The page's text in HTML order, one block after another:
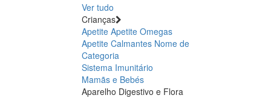
Ver tudo
Crianças
Apetite Apetite Omegas
Apetite Calmantes Nome de
Categoria
Sistema Imunitário
Mamãs e Bebés
Aparelho Digestivo e Flora